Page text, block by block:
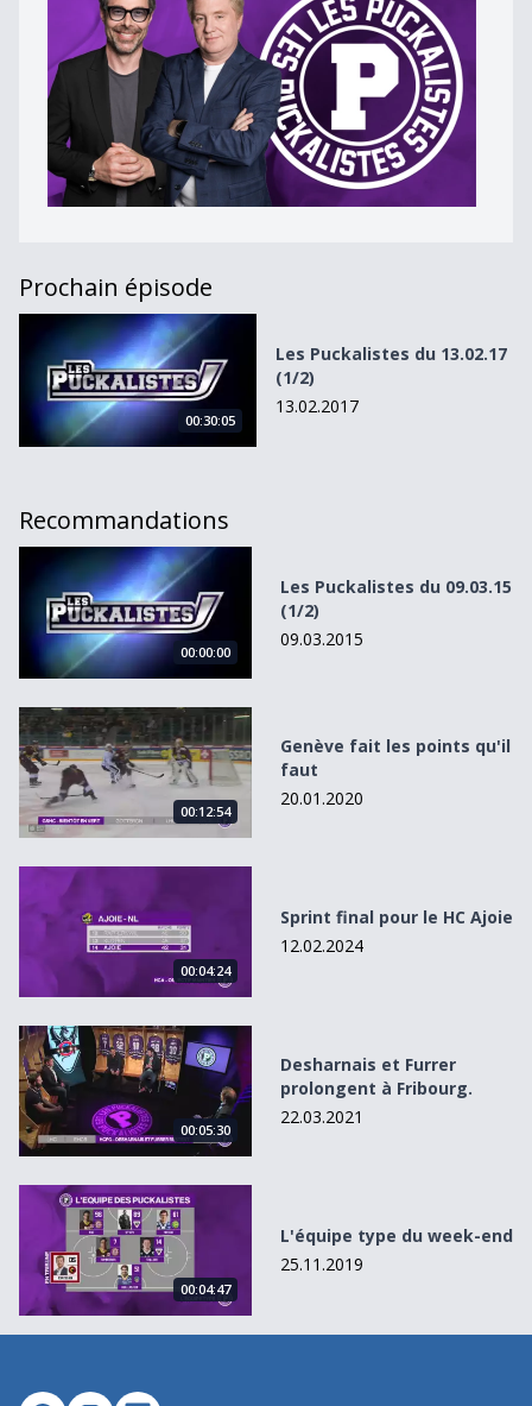
Prochain épisode
Les Puckalistes du 13.02.17 (1/2)
00:30:05
Les Puckalistes du 13.02.17
(1/2)
13.02.2017
Recommandations
Les Puckalistes du 09.03.15 (1/2)
00:00:00
Les Puckalistes du 09.03.15
(1/2)
09.03.2015
Genève fait les points qu&#039;il faut
00:12:54
Genève fait les points qu'il
faut
20.01.2020
Sprint final pour le HC Ajoie
00:04:24
Sprint final pour le HC Ajoie
12.02.2024
Desharnais et Furrer prolongent à Fribourg.
00:05:30
Desharnais et Furrer
prolongent à Fribourg.
22.03.2021
L&#039;équipe type du week-end
00:04:47
L'équipe type du week-end
25.11.2019